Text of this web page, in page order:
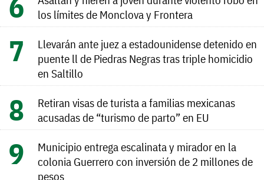
los límites de Monclova y Frontera
Llevarán ante juez a estadounidense detenido en
puente ll de Piedras Negras tras triple homicidio
en Saltillo
Retiran visas de turista a familias mexicanas
acusadas de “turismo de parto” en EU
Municipio entrega escalinata y mirador en la
colonia Guerrero con inversión de 2 millones de
pesos